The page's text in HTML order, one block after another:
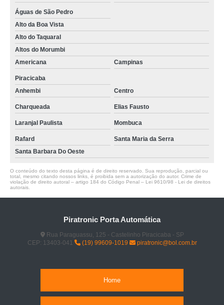
Águas de São Pedro
Alto da Boa Vista
Alto do Taquaral
Altos do Morumbi
Americana
Campinas
Piracicaba
Anhembi
Centro
Charqueada Elias Fausto
Laranjal Paulista Mombuca
Rafard
Santa Maria da Serra
Santa Barbara Do Oeste
O conteúdo do texto desta página é de direito reservado. Sua reprodução, parcial ou
total, mesmo citando nossos links, é proibida sem a autorização do autor. Crime de
violação de direito autoral – artigo 184 do Código Penal – Lei 9610/98 - Lei de direitos
autorais
Piratronic Porta Automática
Rua Paraguassu, 125 - Castelinho Piracicaba - SP
CEP: 13403-041
(19) 99609-1019 piratronic@bol.com.br
Home